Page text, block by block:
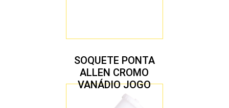
SOQUETE PONTA
ALLEN CROMO
VANÁDIO JOGO
COM 10 PEÇAS